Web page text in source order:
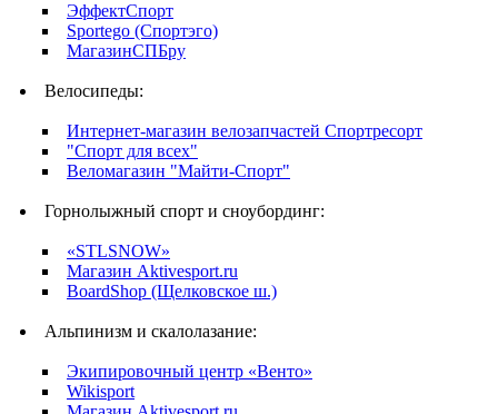
ЭффектСпорт
Sportego (Спортэго)
МагазинСПБру
Велосипеды:
Интернет-магазин велозапчастей Спортресорт
"Спорт для всех"
Веломагазин "Майти-Спорт"
Горнолыжный спорт и сноубординг:
«STLSNOW»
Магазин Aktivesport.ru
BoardShop (Щелковское ш.)
Альпинизм и скалолазание:
Экипировочный центр «Венто»
Wikisport